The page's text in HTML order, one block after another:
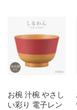
お椀 汁椀 やさし
い彩り 電子レン